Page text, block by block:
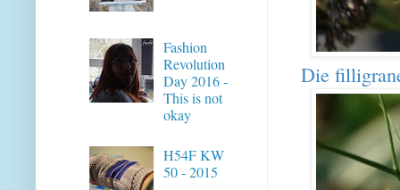
Die
Fashion
Revolution
Day 2016 -
This is not
okay
H54F KW
50 - 2015